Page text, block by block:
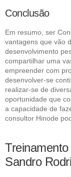
Conclusão
Em resumo, ser
vantagens que vão
desenvolvimento
compartilhar uma
empreender com
desenvolver-se
realizar-se de
oportunidade que
a capacidade de
consultor Hinode
Sandro